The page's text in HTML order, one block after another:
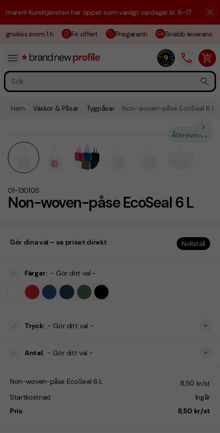
Kundtjänsten har öppet som vanligt vardagar kl. 8–17. ☀️ Vi är
inom 1 h Fri offert Prisgaranti Snabb leverans
Hem Väskor & Påsar Tygpåsar Non-woven-påse EcoSeal 6 L
Non-woven-påse EcoSeal 6 L
01-130105
Återvunnet
Gör dina val – se priset direkt Nollställ
Färger: - Gör ditt val -
Tryck: - Gör ditt val -
Antal: - Gör ditt val -
Non-woven-påse EcoSeal 6 L
8,50 kr/st
Startkostnad
Ingår
Pris
8,50 kr/st